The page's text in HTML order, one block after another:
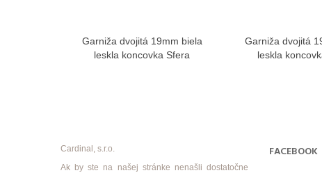
Zobraziť viac
Garniža dvojitá 19mm biela
leskla koncovka Sfera
Garniža dvojitá
leskla
Cardinal, s.r.o.
Ak by ste na našej stránke nenašli dostatočne
FACEBOOK